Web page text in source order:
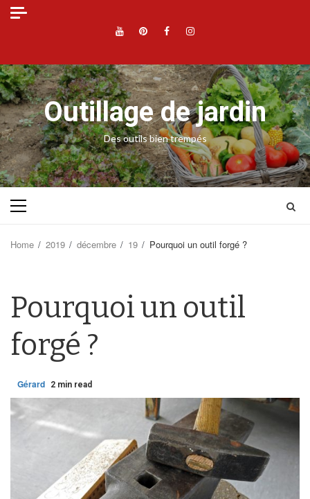
Skip
YouTube
Pinterest
Facebook
Instagram
Outillage de jardin
Des outils bien trempés
Primary
Home 2019 décembre 19 Pourquoi un outil forgé ?
Pourquoi un outil
forgé ?
Gérard 2 min read